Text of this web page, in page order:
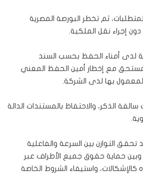
ثم تخطر البورصة المصرية
إجراء نقل الملكية.
لدى أمناء الحفظ بحسب السند
مع إخطار أمين الحفظ المعني
بها لدى الشركة.
الذكر، والاحتفاظ بالمستندات الدالة
تحقق التوازن بين السرعة والفاعلية
وبين حماية حقوق جميع الأطراف عبر
واستيفاء الشروط الخاصة